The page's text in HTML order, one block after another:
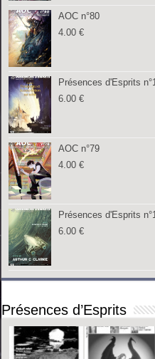
AOC n°80
4.00€
Présences d'Esprits
6.00€
AOC n°79
4.00€
Présences d'Esprits
6.00€
Présences d’Esprits